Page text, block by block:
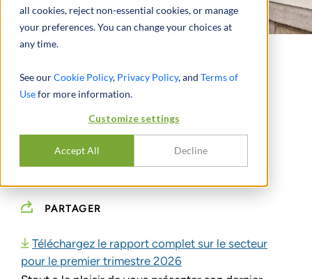
all cookies, reject non-essential cookies, or manage
your preferences. You can change your choices at
any time.
See ourCookie Policy, Privacy Policy, and Terms of
Usefor more information.
Customize settings
Accept All Decline
Services résidentiels
MARCH 26, 2026
PARTAGER
Téléchargez le rapport complet sur le secteur
pour le premier trimestre 2026